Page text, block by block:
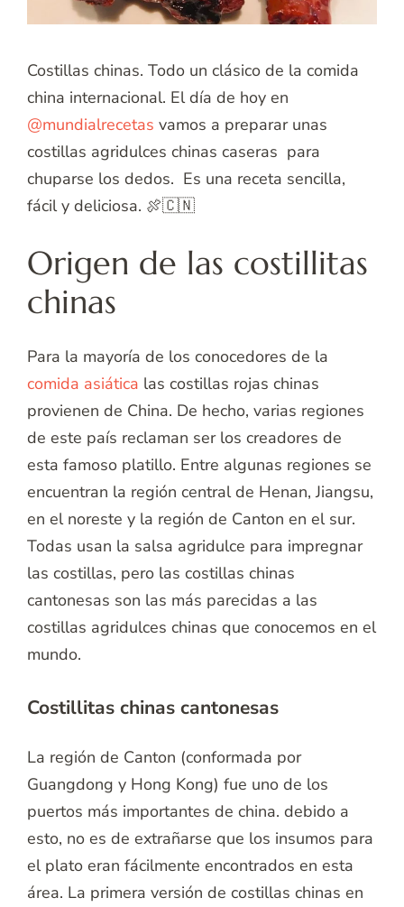
Costillas chinas. Todo un clásico de la comida
china internacional. El día de hoy en
@mundialrecetas vamos a preparar unas
costillas agridulces chinas caseras para
chuparse los dedos. Es una receta sencilla,
fácil y deliciosa. 🍖🇨🇳
Origen de las costillitas
chinas
Para la mayoría de los conocedores de la
comida asiática las costillas rojas chinas
provienen de China. De hecho, varias regiones
de este país reclaman ser los creadores de
esta famoso platillo. Entre algunas regiones se
encuentran la región central de Henan, Jiangsu,
en el noreste y la región de Canton en el sur.
Todas usan la salsa agridulce para impregnar
las costillas, pero las costillas chinas
cantonesas son las más parecidas a las
costillas agridulces chinas que conocemos en el
mundo.
Costillitas chinas cantonesas
La región de Canton (conformada por
Guangdong y Hong Kong) fue uno de los
puertos más importantes de china. debido a
esto, no es de extrañarse que los insumos para
el plato eran fácilmente encontrados en esta
área. La primera versión de costillas chinas en